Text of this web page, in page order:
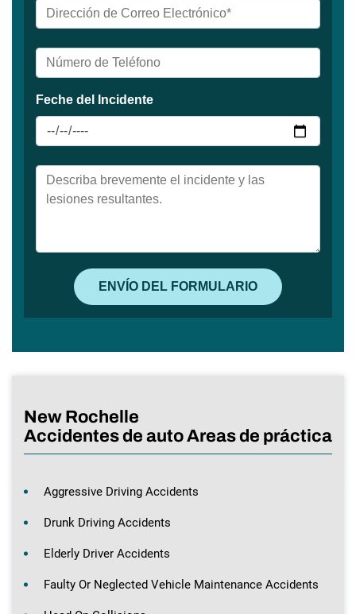
New Rochelle
Accidentes de auto Areas de práctica
Aggressive Driving Accidents
Drunk Driving Accidents
Elderly Driver Accidents
Faulty Or Neglected Vehicle Maintenance Accidents